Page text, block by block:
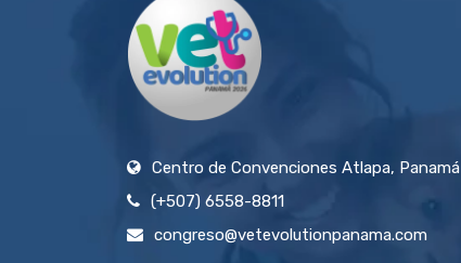
Centro de Convenciones Atlapa, Panamá
(+507) 6558-8811
congreso@vetevolutionpanama.com